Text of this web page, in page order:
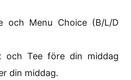
och Menu Choice (B/L/D
och Tee före din middag
din middag.